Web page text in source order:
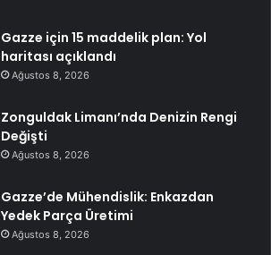
Gazze için 15 maddelik plan: Yol
haritası açıklandı
Ağustos 8, 2026
Zonguldak Limanı’nda Denizin Rengi
Değişti
Ağustos 8, 2026
Gazze’de Mühendislik: Enkazdan
Yedek Parça Üretimi
Ağustos 8, 2026